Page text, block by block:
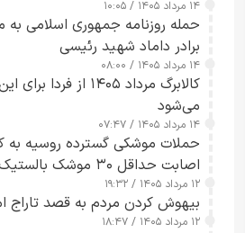
۱۴ مرداد ۱۴۰۵ / ۱۰:۰۵
حمله روزنامه جمهوری اسلامی به
برادر داماد شهید رئیسی
۱۴ مرداد ۱۴۰۵ / ۰۸:۰۰
کالابرگ مرداد ۱۴۰۵ از
می‌شود
۱۴ مرداد ۱۴۰۵ / ۰۷:۴۷
حملات موشکی گسترده روسیه به
اصابت حداقل ۳۰ موشک بالستیک+ ویدیو
۱۲ مرداد ۱۴۰۵ / ۱۹:۳۲
بیهوش کردن مردم به قصد تاراج
۱۲ مرداد ۱۴۰۵ / ۱۸:۴۷